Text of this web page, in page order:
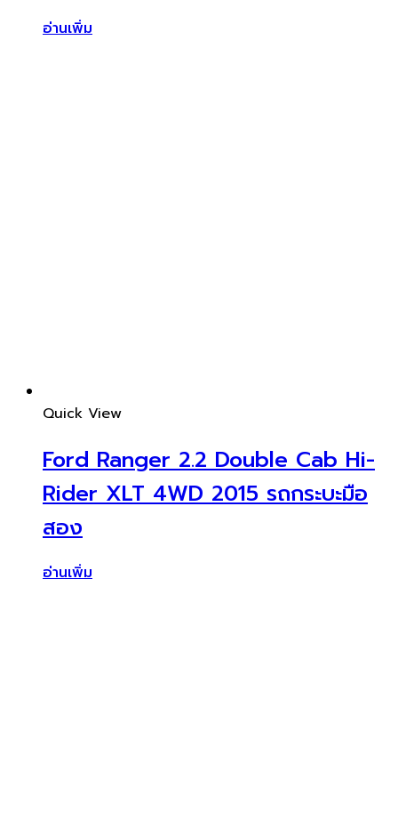
อ่านเพิ่ม
Quick View
Ford Ranger 2.2 Double Cab Hi-
Rider XLT 4WD 2015 รถกระบะมือ
สอง
อ่านเพิ่ม